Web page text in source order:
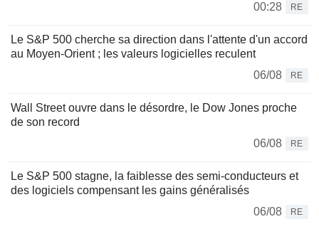
00:28
RE
Le S&P 500 cherche sa direction dans l'attente d'un accord
au Moyen-Orient ; les valeurs logicielles reculent
06/08
RE
Wall Street ouvre dans le désordre, le Dow Jones proche
de son record
06/08
RE
Le S&P 500 stagne, la faiblesse des semi-conducteurs et
des logiciels compensant les gains généralisés
06/08
RE